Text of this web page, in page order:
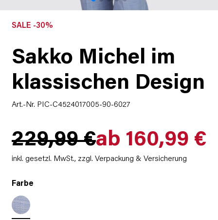
SALE -30%
Sakko Michel im
klassischen Design
Art.-Nr. PIC-C4524017005-90-6027
229,99 €ab 160,99 €
inkl. gesetzl. MwSt., zzgl. Verpackung & Versicherung
Farbe